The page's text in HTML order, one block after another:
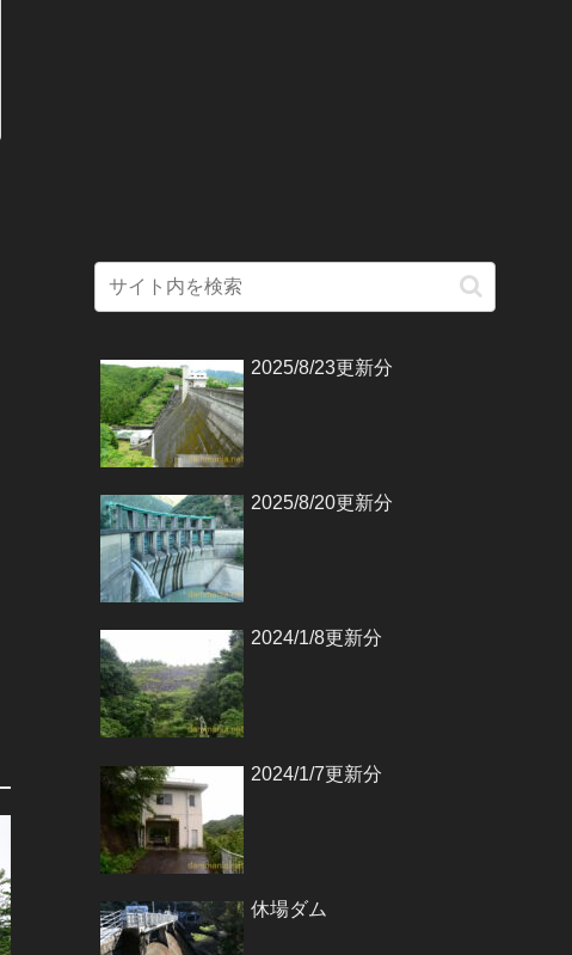
2025/8/23更新分
2025/8/20更新分
2024/1/8更新分
2024/1/7更新分
休場ダム